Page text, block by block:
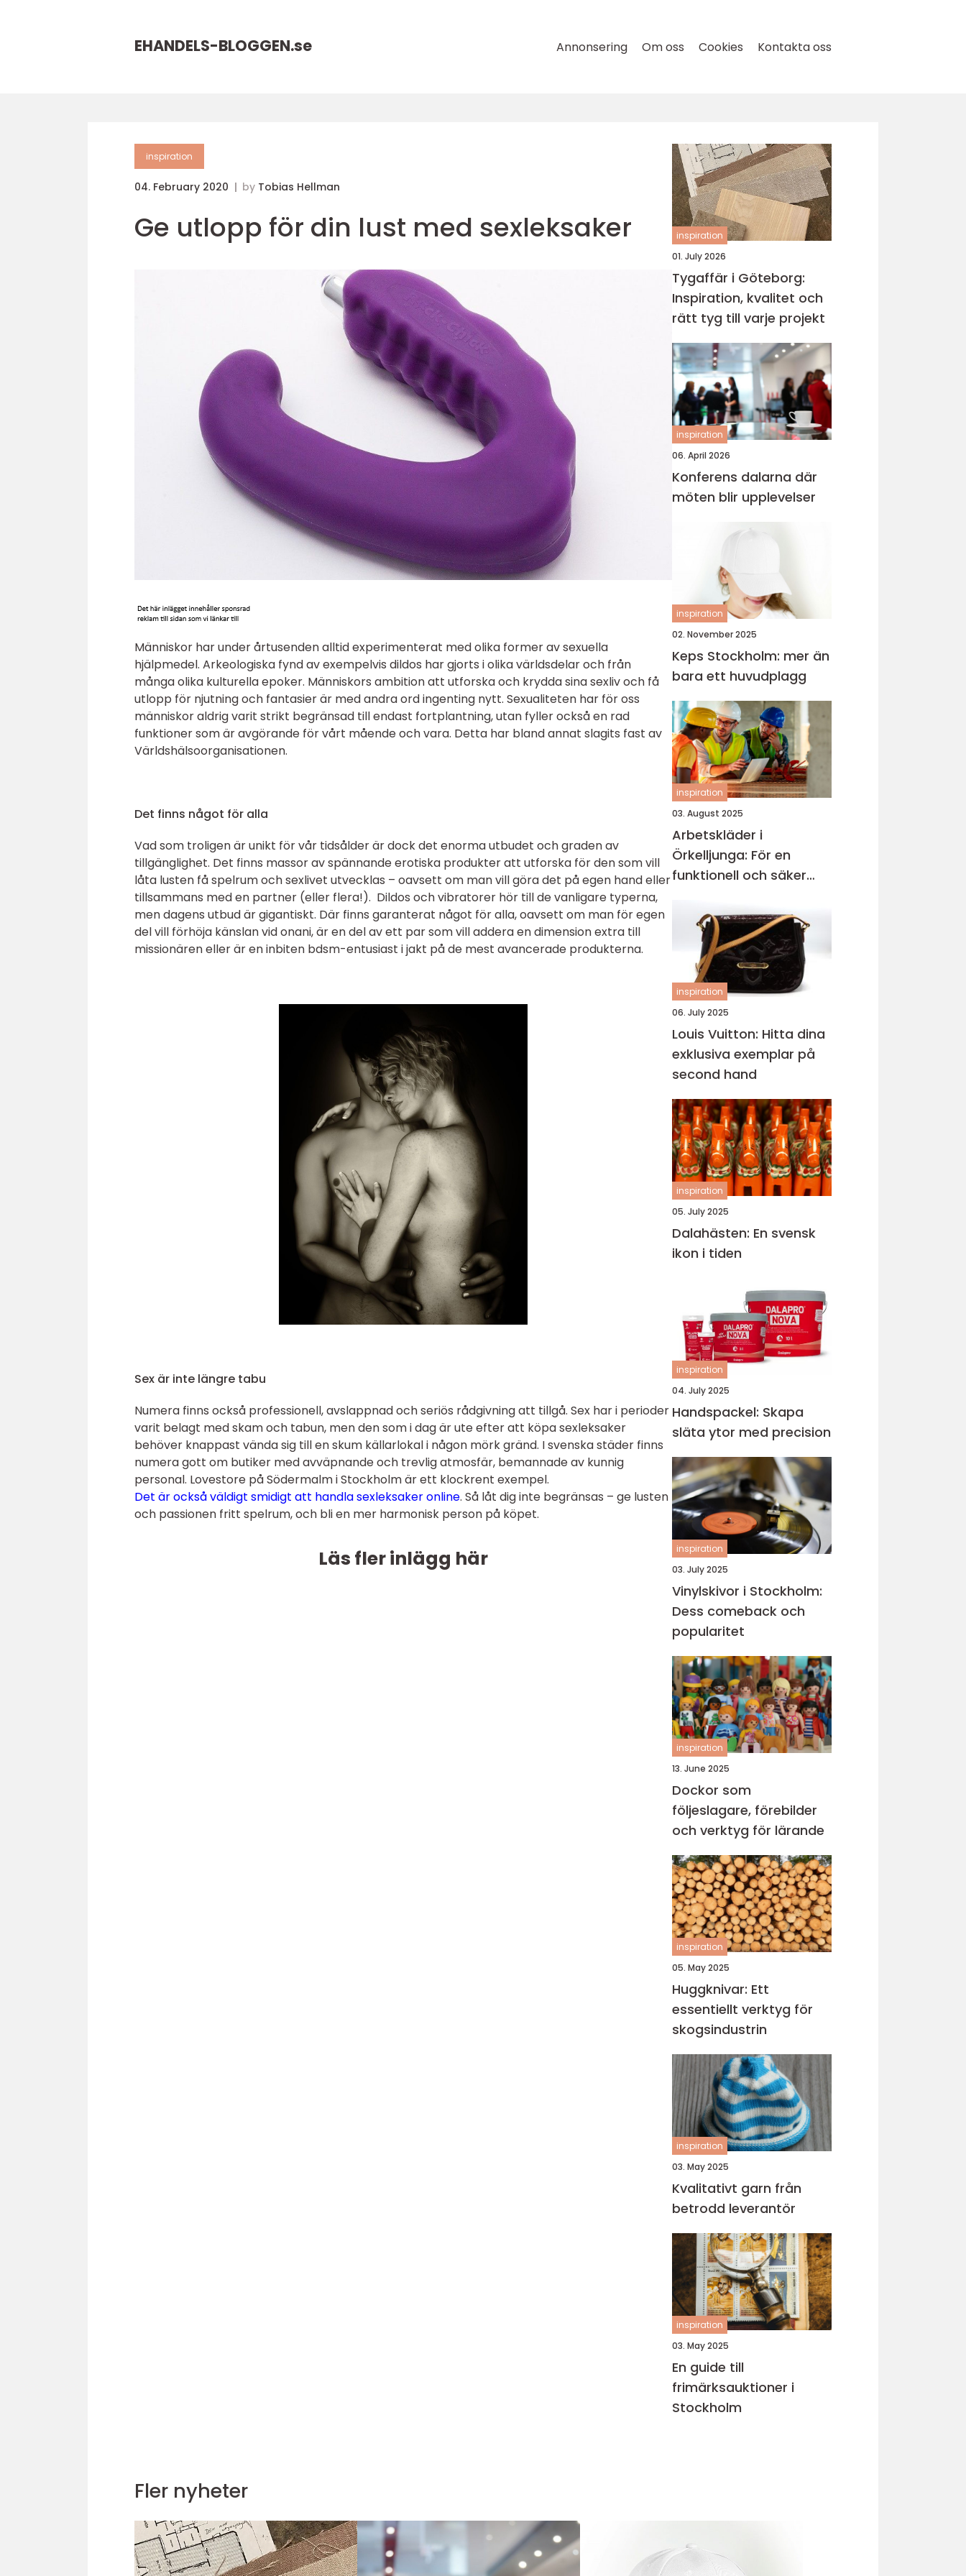
EHANDELS-BLOGGEN.se Annonsering Om oss Cookies Kontakta oss
inspiration
04. February 2020 by Tobias Hellman
Ge utlopp för din lust med sexleksaker
Människor har under årtusenden alltid experimenterat med olika former av sexuella
hjälpmedel. Arkeologiska fynd av exempelvis dildos har gjorts i olika världsdelar och från
många olika kulturella epoker. Människors ambition att utforska och krydda sina sexliv och få
utlopp för njutning och fantasier är med andra ord ingenting nytt. Sexualiteten har för oss
människor aldrig varit strikt begränsad till endast fortplantning, utan fyller också en rad
funktioner som är avgörande för vårt mående och vara. Detta har bland annat slagits fast av
Världshälsoorganisationen.
Det finns något för alla
Vad som troligen är unikt för vår tidsålder är dock det enorma utbudet och graden av
tillgänglighet. Det finns massor av spännande erotiska produkter att utforska för den som vill
låta lusten få spelrum och sexlivet utvecklas – oavsett om man vill göra det på egen hand eller
tillsammans med en partner (eller flera!). Dildos och vibratorer hör till de vanligare typerna,
men dagens utbud är gigantiskt. Där finns garanterat något för alla, oavsett om man för egen
del vill förhöja känslan vid onani, är en del av ett par som vill addera en dimension extra till
missionären eller är en inbiten bdsm-entusiast i jakt på de mest avancerade produkterna.
Sex är inte längre tabu
Numera finns också professionell, avslappnad och seriös rådgivning att tillgå. Sex har i perioder
varit belagt med skam och tabun, men den som i dag är ute efter att köpa sexleksaker
behöver knappast vända sig till en skum källarlokal i någon mörk gränd. I svenska städer finns
numera gott om butiker med avväpnande och trevlig atmosfär, bemannade av kunnig
personal. Lovestore på Södermalm i Stockholm är ett klockrent exempel.
Det är också väldigt smidigt att handla sexleksaker online. Så låt dig inte begränsas – ge lusten
och passionen fritt spelrum, och bli en mer harmonisk person på köpet.
Läs fler inlägg här
inspiration
01. July 2026
Tygaffär i Göteborg:
Inspiration, kvalitet och
rätt tyg till varje projekt
inspiration
06. April 2026
Konferens dalarna där
möten blir upplevelser
inspiration
02. November 2025
Keps Stockholm: mer än
bara ett huvudplagg
inspiration
03. August 2025
Arbetskläder i
Örkelljunga: För en
funktionell och säker
inspiration
06. July 2025
Louis Vuitton: Hitta dina
exklusiva exemplar på
second hand
inspiration
05. July 2025
Dalahästen: En svensk
ikon i tiden
inspiration
04. July 2025
Handspackel: Skapa
släta ytor med precision
inspiration
03. July 2025
Vinylskivor i Stockholm:
Dess comeback och
popularitet
inspiration
13. June 2025
Dockor som
följeslagare, förebilder
och verktyg för lärande
inspiration
05. May 2025
Huggknivar: Ett
essentiellt verktyg för
skogsindustrin
inspiration
03. May 2025
Kvalitativt garn från
betrodd leverantör
inspiration
03. May 2025
En guide till
frimärksauktioner i
Stockholm
Fler nyheter